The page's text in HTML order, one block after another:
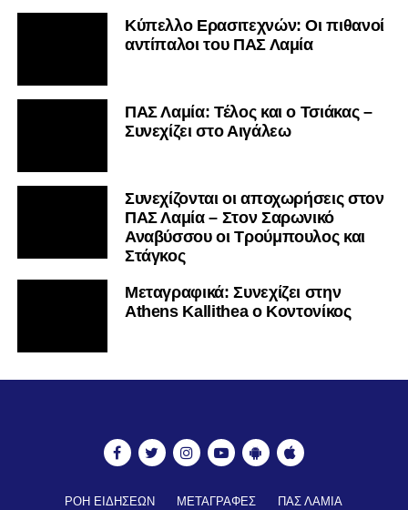
Κύπελλο Ερασιτεχνών: Οι πιθανοί
αντίπαλοι του ΠΑΣ Λαμία
ΠΑΣ Λαμία: Τέλος και ο Τσιάκας –
Συνεχίζει στο Αιγάλεω
Συνεχίζονται οι αποχωρήσεις στον
ΠΑΣ Λαμία – Στον Σαρωνικό
Αναβύσσου οι Τρούμπουλος και
Στάγκος
Mεταγραφικά: Συνεχίζει στην
Athens Kallithea ο Κοντονίκος
ΡΟΗ ΕΙΔΗΣΕΩΝ ΜΕΤΑΓΡΑΦΕΣ
ΠΑΣ ΛΑΜΙΑ